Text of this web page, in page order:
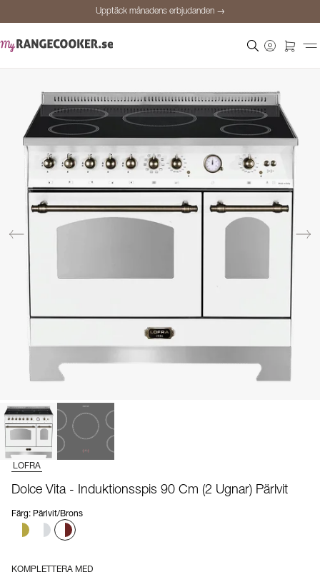
Upptäck månadens erbjudanden →
Personlig rådgivning
Upptäck månadens erbjudanden →
LOFRA
Dolce Vita - Induktionsspis 90 Cm (2 Ugnar) Pärlvit
Färg: Pärlvit/Brons
KOMPLETTERA MED